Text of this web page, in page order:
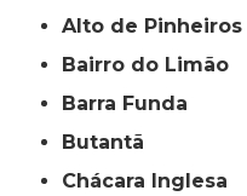
Alto de Pinheiros
Bairro do Limão
Barra Funda
Butantã
Chácara Inglesa